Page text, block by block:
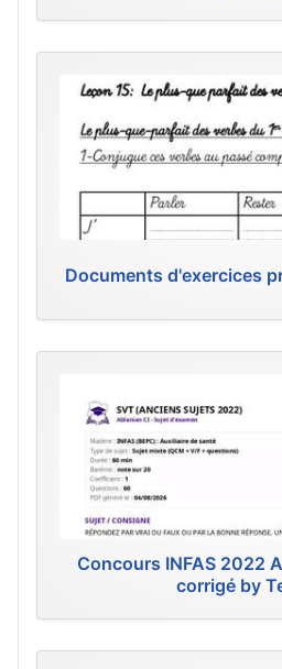
Documents d'exercices
Concours INFAS 2022
corrigé by